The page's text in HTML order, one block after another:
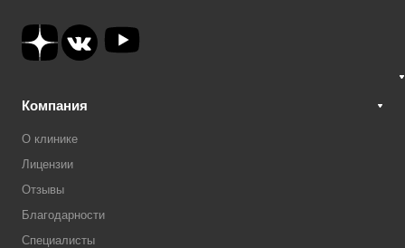
Компания
О клинике
Лицензии
Отзывы
Благодарности
Специалисты